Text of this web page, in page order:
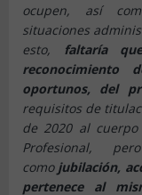
ocupen, así
situaciones
esto, faltaría
reconocimiento
oportunos, del
requisitos de
de 2020 al
Profesional,
como jubilación,
pertenece al